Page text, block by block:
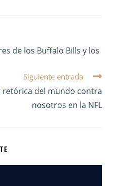
de los Buffalo Bills y los
Siguiente entrada
retórica del mundo contra
nosotros en la NFL